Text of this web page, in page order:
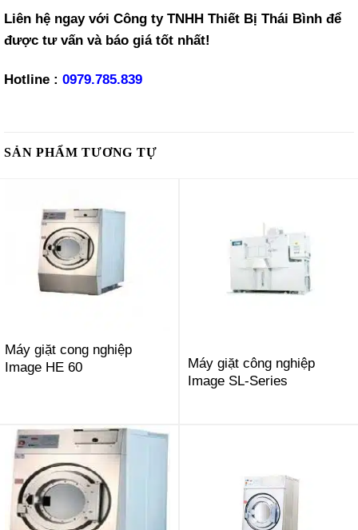
Liên hệ ngay với Công ty TNHH Thiết Bị Thái Bình để
được tư vấn và báo giá tốt nhất!
Hotline : 0979.785.839
SẢN PHẨM TƯƠNG TỰ
Máy giặt cong nghiệp
Image HE 60
Máy giặt công nghiệp
Image SL-Series